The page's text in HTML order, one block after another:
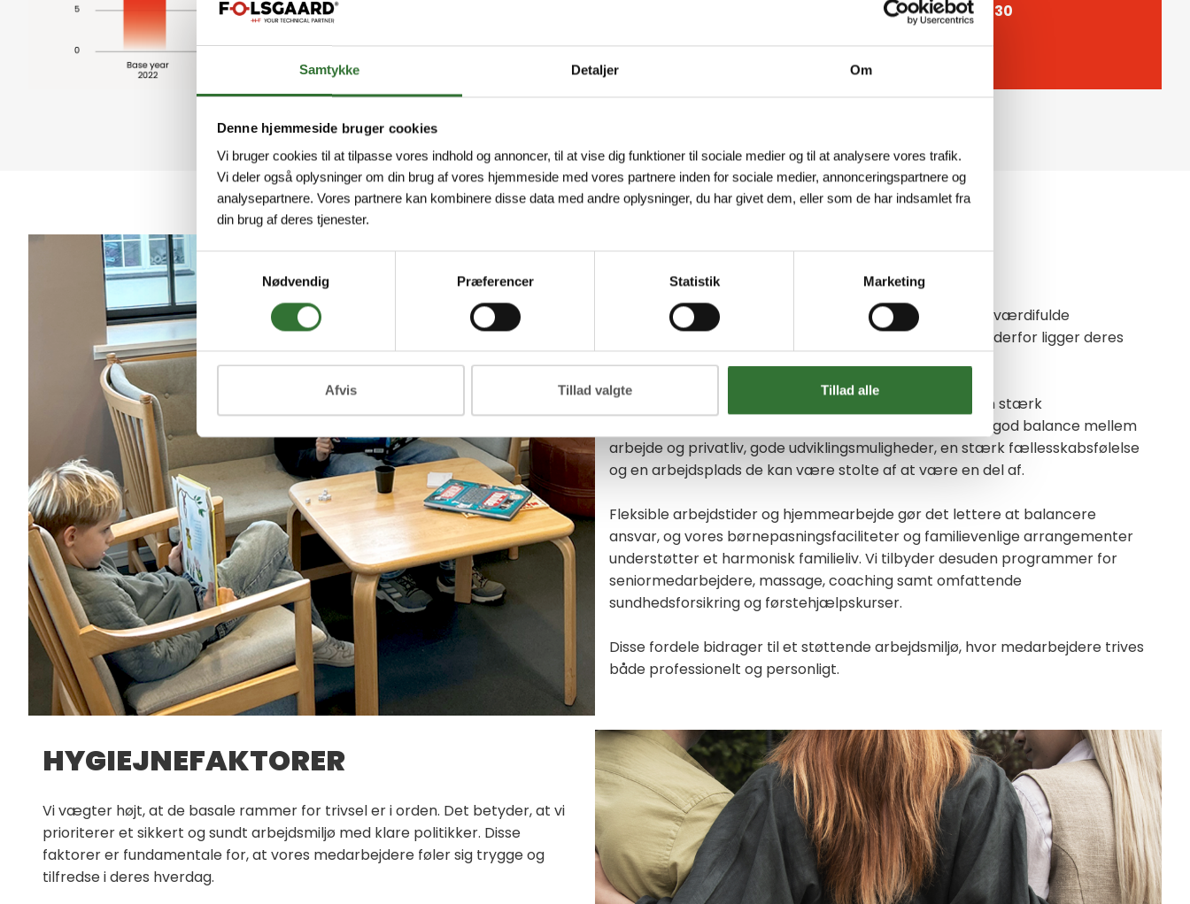
Samtykke Detaljer Om
Denne hjemmeside bruger cookies
Vi bruger cookies til at tilpasse vores indhold og annoncer, til at vise dig funktioner til sociale medier og til at analysere vores trafik.
Vi deler også oplysninger om din brug af vores hjemmeside med vores partnere inden for sociale medier, annonceringspartnere og
analysepartnere. Vores partnere kan kombinere disse data med andre oplysninger, du har givet dem, eller som de har indsamlet fra
din brug af deres tjenester.
Nødvendig
Præferencer Statistik Marketing
Afvis Tillad valgte Tillad alle
Women in leading positions by 2030
WORK-LIFE-BALANCE
Vores medarbejdere er det vigtigste vi har, vores mest værdifulde
ressourcer og essentielle for vores udvikling og succes; derfor ligger deres
trivsel os meget på sinde.
Vi tilstræber at være en attraktiv arbejdsplads med en stærk
sammenhængskraft, hvor vores medarbejdere har en god balance mellem
arbejde og privatliv, gode udviklingsmuligheder, en stærk fællesskabsfølelse
og en arbejdsplads de kan være stolte af at være en del af.
Fleksible arbejdstider og hjemmearbejde gør det lettere at balancere
ansvar, og vores børnepasningsfaciliteter og familievenlige arrangementer
understøtter et harmonisk familieliv. Vi tilbyder desuden programmer for
seniormedarbejdere, massage, coaching samt omfattende
sundhedsforsikring og førstehjælpskurser.
Disse fordele bidrager til et støttende arbejdsmiljø, hvor medarbejdere trives
både professionelt og personligt.
HYGIEJNEFAKTORER
Vi vægter højt, at de basale rammer for trivsel er i orden. Det betyder, at vi
prioriterer et sikkert og sundt arbejdsmiljø med klare politikker. Disse
faktorer er fundamentale for, at vores medarbejdere føler sig trygge og
tilfredse i deres hverdag.